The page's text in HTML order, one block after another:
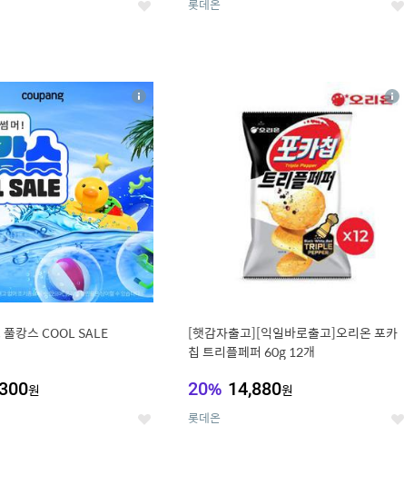
좋 롯데온 좋
캉스 COOL SALE
원
좋
상
세
[햇감자출고][익일바로출고]오리온 포카
칩 트리플페퍼 60g 12개
20% 14,880원
롯데온 좋
상